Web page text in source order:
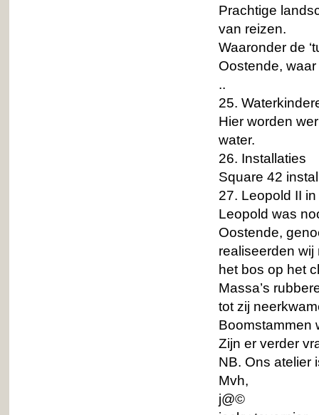
Prachtige
van reizen.
Waaronder de
Oostende,
..
25.
Hier worden
water.
26. Installaties
Square 42
27. Leopold II
Leopold was
Oostende,
realiseerden
het bos op het
Massa’s
tot zij
Boomstammen
Zijn er verder
NB. Ons atelier
Mvh,
j@©